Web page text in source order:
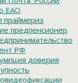
ЕАО
праймериз
предпенсионер
РФ
доверия